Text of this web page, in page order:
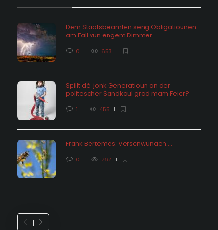
Dem Staatsbeamten seng Obligatiounen
am Fall vun engem Dimmer
0 653
Spillt déi jonk Generatioun an der
politescher Sandkaul grad mam Feier?
1 455
Frank Bertemes: Verschwunden….
0 762